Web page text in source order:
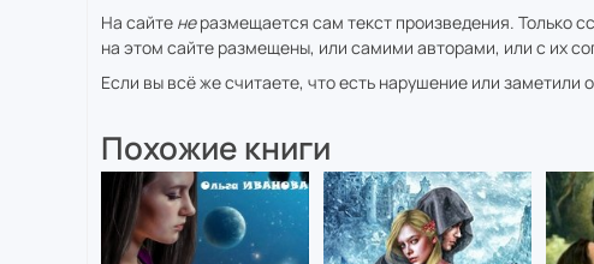
На сайте неразмещается сам текст произведения. Только
на этом сайте размещены, или самими авторами, или с их
Если вы всё же считаете, что есть нарушение или заметили
Похожие книги